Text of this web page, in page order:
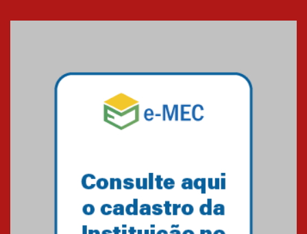
Mackenzie mobiliza campanha
solidária para apoiar famílias em
Minas Gerais
Primeiro culto do ano ressalta o
27.02.2026